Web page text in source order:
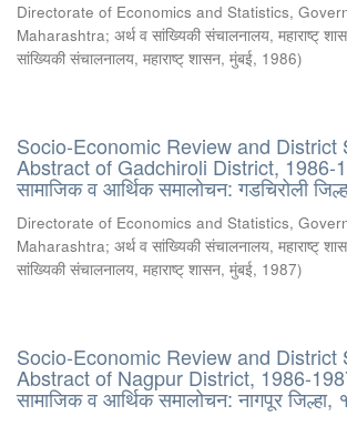
Directorate of Economics and Statistics,
Maharashtra; अर्थ व सांख्यिकी संचालनालय, महाराष्ट्
सांख्यिकी संचालनालय, महाराष्ट् शासन, मुंबई, 1986)
Socio-Economic Review and District
Abstract of Gadchiroli District, 1986-
सामाजिक व आर्थिक समालोचन: गडचिरोली
Directorate of Economics and Statistics,
Maharashtra; अर्थ व सांख्यिकी संचालनालय, महाराष्ट्
सांख्यिकी संचालनालय, महाराष्ट् शासन, मुंबई, 1987)
Socio-Economic Review and District
Abstract of Nagpur District, 1986-
सामाजिक व आर्थिक समालोचन: नागपूर